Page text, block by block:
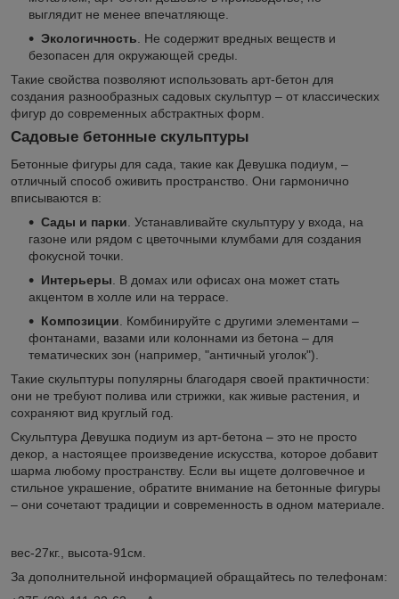
выглядит не менее впечатляюще.
Экологичность . Не содержит вредных веществ и
безопасен для окружающей среды.
Такие свойства позволяют использовать арт-бетон для
создания разнообразных садовых скульптур – от классических
фигур до современных абстрактных форм.
Садовые бетонные скульптуры
Бетонные фигуры для сада, такие как Девушка подиум, –
отличный способ оживить пространство. Они гармонично
вписываются в:
Сады и парки . Устанавливайте скульптуру у входа, на
газоне или рядом с цветочными клумбами для создания
фокусной точки.
Интерьеры . В домах или офисах она может стать
акцентом в холле или на террасе.
Композиции . Комбинируйте с другими элементами –
фонтанами, вазами или колоннами из бетона – для
тематических зон (например, "античный уголок").
Такие скульптуры популярны благодаря своей практичности:
они не требуют полива или стрижки, как живые растения, и
сохраняют вид круглый год.
Скульптура Девушка подиум из арт-бетона – это не просто
декор, а настоящее произведение искусства, которое добавит
шарма любому пространству. Если вы ищете долговечное и
стильное украшение, обратите внимание на бетонные фигуры
– они сочетают традиции и современность в одном материале.
вес-27кг., высота-91см.
За дополнительной информацией обращайтесь по телефонам: